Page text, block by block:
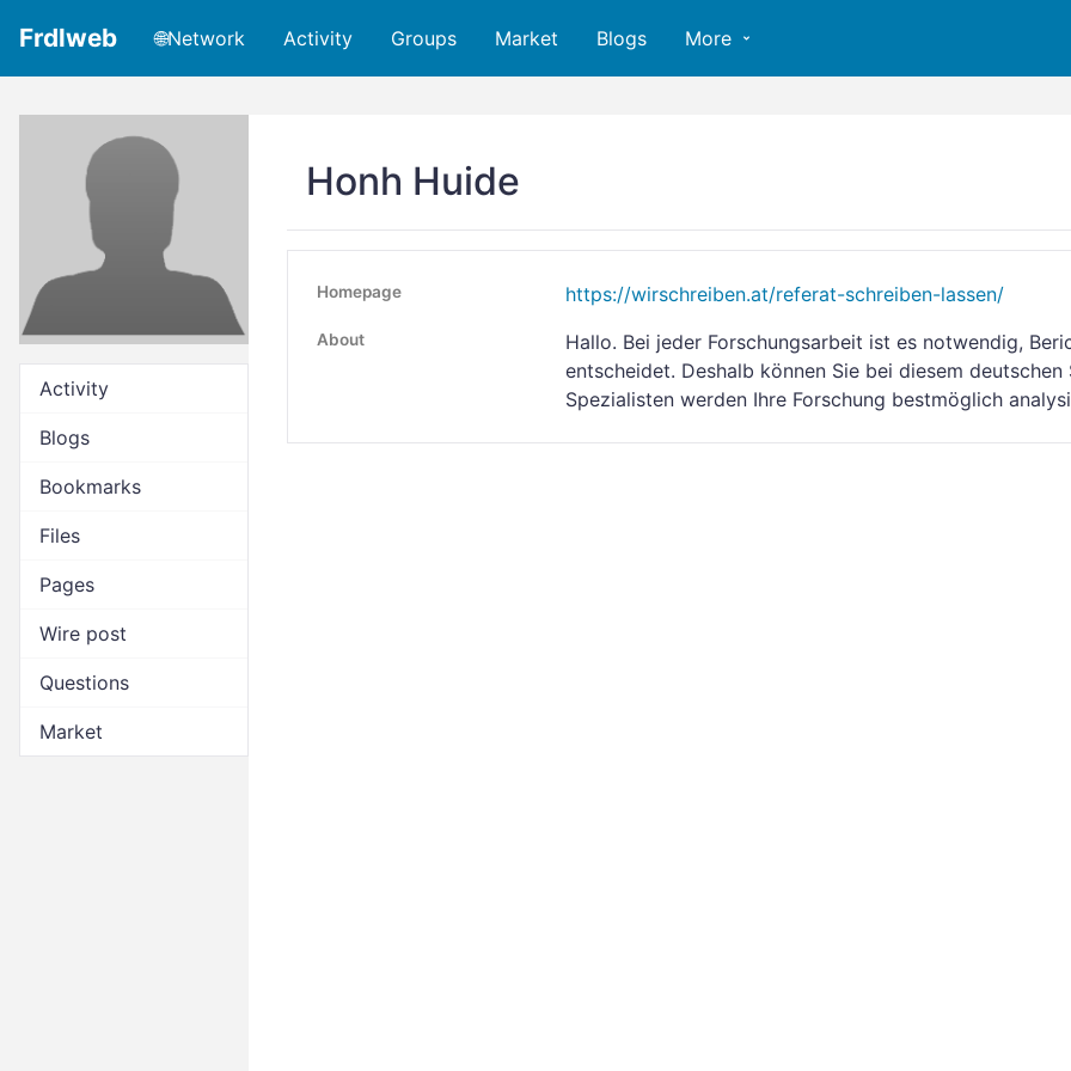
Frdlweb 🌐Network Activity Groups Market Blogs More
Activity
Blogs
Bookmarks
Files
Pages
Wire post
Questions
Market
Honh Huide
Homepage https://wirschreiben.at/referat-schreiben-lassen/
About
Hallo. Bei jeder Forschungsarbeit ist es notwendig,
entscheidet. Deshalb können Sie bei diesem
Spezialisten werden Ihre Forschung bestmöglich